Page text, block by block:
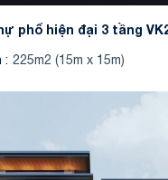
phố hiện đại 3 tầng
225m2 (15m x 15m)